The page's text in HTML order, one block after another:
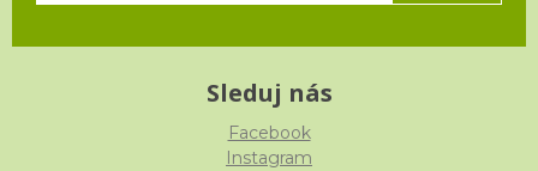
Sleduj nás
Facebook
Instagram